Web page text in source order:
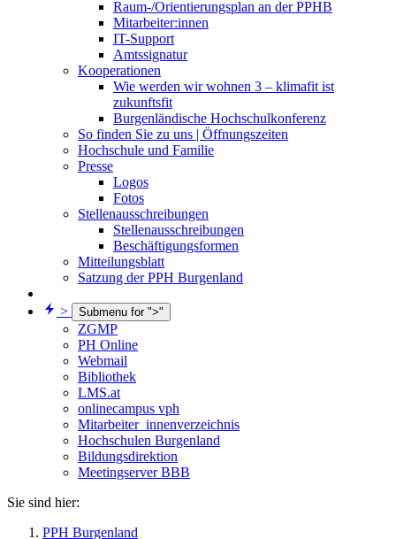
Raum-/Orientierungsplan an der PPHB
Mitarbeiter:innen
IT-Support
Amtssignatur
Kooperationen
Wie werden wir wohnen 3 – klimafit ist
zukunftsfit
Burgenländische Hochschulkonferenz
So finden Sie zu uns | Öffnungszeiten
Hochschule und Familie
Presse
Logos
Fotos
Stellenausschreibungen
Stellenausschreibungen
Beschäftigungsformen
Mitteilungsblatt
Satzung der PPH Burgenland
> Submenu for ">"
ZGMP
PH Online
Webmail
Bibliothek
LMS.at
onlinecampus vph
Mitarbeiter_innenverzeichnis
Hochschulen Burgenland
Bildungsdirektion
Meetingserver BBB
Sie sind hier:
PPH Burgenland